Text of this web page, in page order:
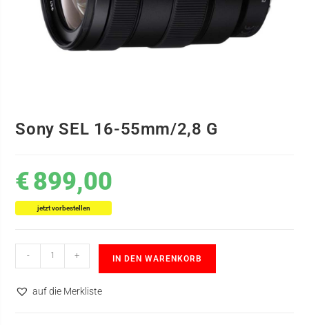
Sony SEL 16-55mm/2,8 G
€899,00
jetzt vorbestellen
- + IN DEN WARENKORB
auf die Merkliste